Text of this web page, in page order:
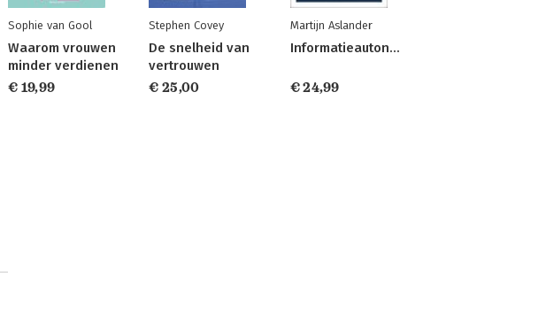
Sophie van Gool
Waarom vrouwen
minder verdienen
€ 19,99
Stephen Covey
De snelheid van
vertrouwen
€ 25,00
Martijn Aslander
Informatieautonomie
€ 24,99